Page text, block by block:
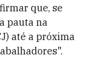
que, se
pauta na
até a próxima